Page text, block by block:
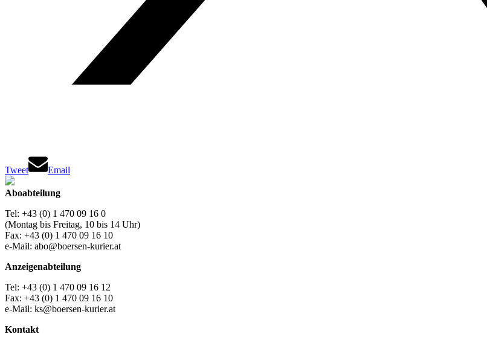
Tweet Email
Aboabteilung
Tel: +43 (0) 1 470 09 16 0
(Montag bis Freitag, 10 bis 14 Uhr)
Fax: +43 (0) 1 470 09 16 10
e-Mail: abo@boersen-kurier.at
Anzeigenabteilung
Tel: +43 (0) 1 470 09 16 12
Fax: +43 (0) 1 470 09 16 10
e-Mail: ks@boersen-kurier.at
Kontakt